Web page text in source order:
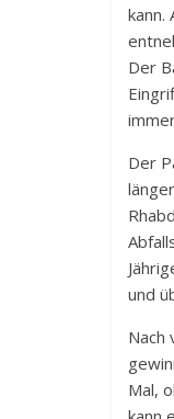
kann.
Der
Der
und
Nach
Mal,